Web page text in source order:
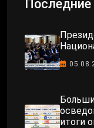
итоги